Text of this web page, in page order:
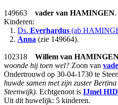
149663 vader van HAMINGEN.
Kinderen:
1. Ds. Everhardus (ab
2. Anna (zie 149664).
102318 Willem van
woonde hij toen wel? Zoon van
Ondertrouwd op 30-04-1730 te
huwde samen met zijn zuster
Steenwijk). Echtgenoot is IJmel
Uit dit huwelijk: 5 kinderen.